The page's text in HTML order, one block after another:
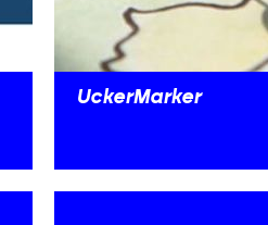
UckerMarker